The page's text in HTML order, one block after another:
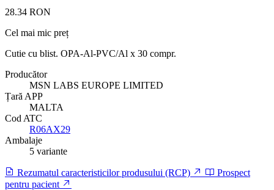
28.34 RON
Cel mai mic preț
Cutie cu blist. OPA-Al-PVC/Al x 30 compr.
Producător
MSN LABS EUROPE LIMITED
Țară APP
MALTA
Cod ATC
R06AX29
Ambalaje
5 variante
Rezumatul caracteristicilor produsului (RCP)
Prospect
pentru pacient